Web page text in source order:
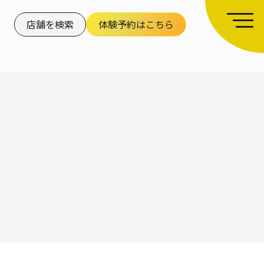
店舗を検索 体験予約はこちら